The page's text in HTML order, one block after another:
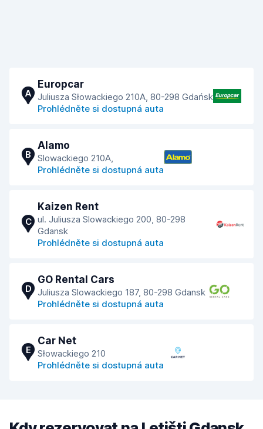
A
Europcar
Juliusza Słowackiego 210A, 80-298 Gdańsk
Prohlédněte si dostupná auta
B
Alamo
Slowackiego 210A,
Prohlédněte si dostupná auta
C
Kaizen Rent
ul. Juliusza Slowackiego 200, 80-298
Gdansk
Prohlédněte si dostupná auta
D
GO Rental Cars
Juliusza Slowackiego 187, 80-298 Gdansk
Prohlédněte si dostupná auta
E
Car Net
Słowackiego 210
Prohlédněte si dostupná auta